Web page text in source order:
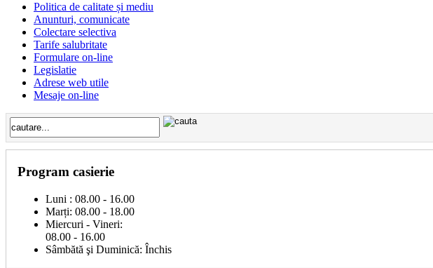
Politica de calitate și mediu
Anunturi, comunicate
Colectare selectiva
Tarife salubritate
Formulare on-line
Legislatie
Adrese web utile
Mesaje on-line
Program casierie
Luni : 08.00 - 16.00
Marți: 08.00 - 18.00
Miercuri - Vineri:
08.00 - 16.00
Sâmbătă şi Duminică: Închis